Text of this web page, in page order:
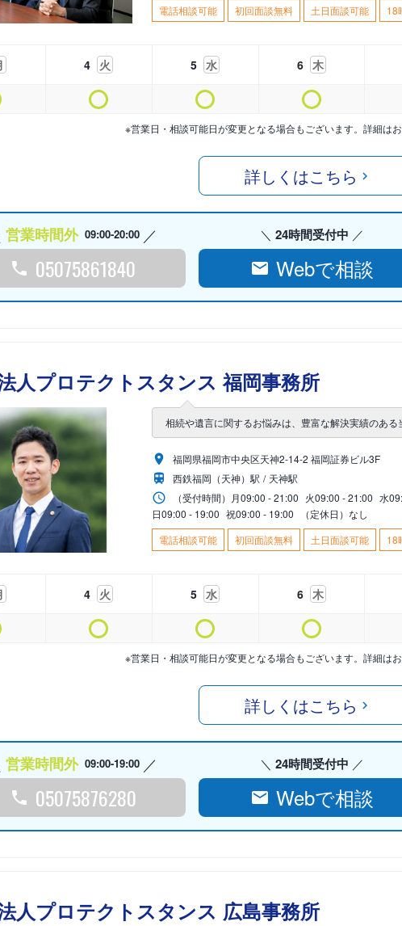
電話相談可能
初回面談無料 土日面談可能 18
4 火 5 水 6 木
※営業日・相談可能日が変更となる場合もございます。詳細はお
詳しくはこちら
営業時間外 09:00-20:00
05075861840
24時間受付中
Webで相談
人プロテクトスタンス 福岡事務所
相続や遺言に関するお悩みは、豊富な解決実績のある
福岡県福岡市中央区天神2-14-2 福岡証券ビル3F
西鉄福岡（天神）駅
天神駅
（受付時間） 月09:00 - 21:00 火09:00 - 21:00 水
日09:00 - 19:00 祝09:00 - 19:00
（定休日）なし
電話相談可能
初回面談無料 土日面談可能 18
4 火 5 水 6 木
※営業日・相談可能日が変更となる場合もございます。詳細はお
詳しくはこちら
営業時間外 09:00-19:00
05075876280
24時間受付中
Webで相談
人プロテクトスタンス 広島事務所